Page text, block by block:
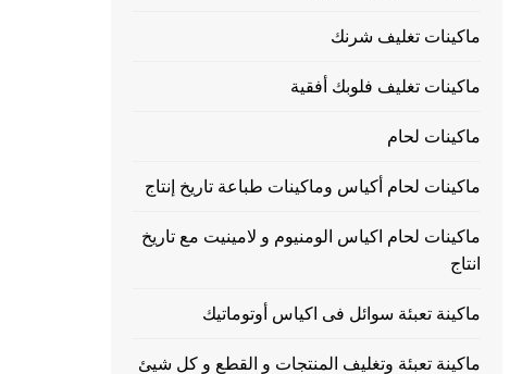
ماكينات تغليف شرنك
ماكينات تغليف فلوبك أفقية
ماكينات لحام
ماكينات لحام أكياس وماكينات طباعة تاريخ إنتاج
ماكينات لحام اكياس الومنيوم و لامينيت مع تاريخ
انتاج
ماكينة تعبئة سوائل فى اكياس أوتوماتيك
ماكينة تعبئة وتغليف المنتجات و القطع و كل شيئ